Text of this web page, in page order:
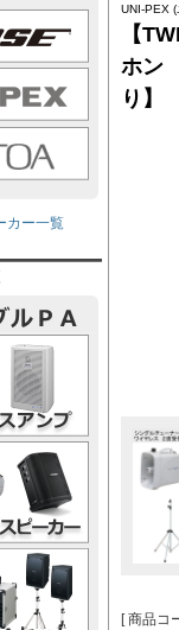
UNI-PEX
【
ホン
り】
[ 商品コ
カー一覧